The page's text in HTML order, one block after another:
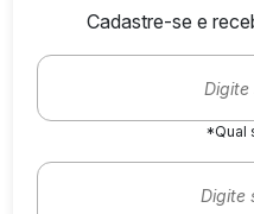
Cadastre-se e
*Qual